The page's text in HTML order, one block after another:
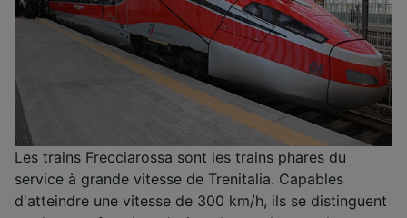
Les trains Frecciarossa sont les trains phares du
service à grande vitesse de Trenitalia. Capables
d'atteindre une vitesse de 300 km/h, ils se distinguent